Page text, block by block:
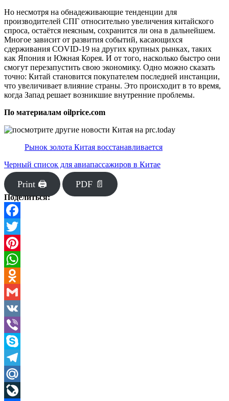
Но несмотря на обнадеживающие тенденции для
производителей СПГ относительно увеличения китайского
спроса, остаётся неясным, сохранится ли она в дальнейшем.
Многое зависит от развития событий, касающихся
сдерживания COVID-19 на других крупных рынках, таких
как Япония и Южная Корея. И от того, насколько быстро они
смогут перезапустить свою экономику. Одно можно сказать
точно: Китай становится покупателем последней инстанции,
что увеличивает влияние страны. Это происходит в то время,
когда Запад решает возникшие внутренние проблемы.
По материалам oilprice.com
Рынок золота Китая восстанавливается
Черный список для авиапассажиров в Китае
Print 🖨 PDF 📄
Поделиться:
Facebook
Twitter
Pinterest
WhatsApp
Odnoklassniki
Gmail
VK
Viber
Skype
Telegram
Mail.Ru